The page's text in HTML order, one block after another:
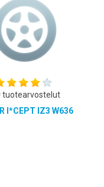
tuotearvostelut
I*CEPT IZ3 W636